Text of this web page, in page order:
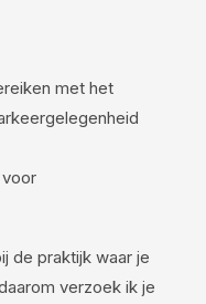
met het
de praktijk waar je
verzoek ik je